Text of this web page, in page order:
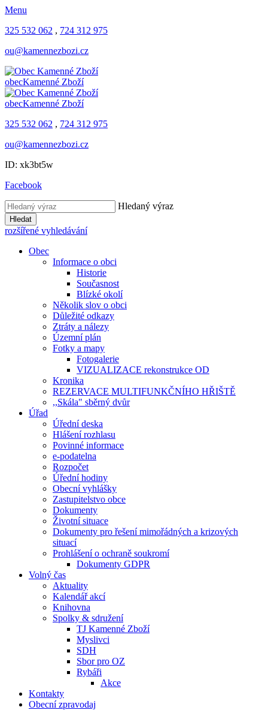
Menu
325 532 062 , 724 312 975
ou@kamennezbozi.cz
obecKamenné Zboží
obecKamenné Zboží
325 532 062 , 724 312 975
ou@kamennezbozi.cz
ID: xk3bt5w
Facebook
Hledaný výraz
Hledat
rozšířené vyhledávání
Obec
Informace o obci
Historie
Současnost
Blízké okolí
Několik slov o obci
Důležité odkazy
Ztráty a nálezy
Územní plán
Fotky a mapy
Fotogalerie
VIZUALIZACE rekonstrukce OD
Kronika
REZERVACE MULTIFUNKČNÍHO HŘIŠTĚ
,,Skála" sběrný dvůr
Úřad
Úřední deska
Hlášení rozhlasu
Povinné informace
e-podatelna
Rozpočet
Úřední hodiny
Obecní vyhlášky
Zastupitelstvo obce
Dokumenty
Životní situace
Dokumenty pro řešení mimořádných a krizových
situací
Prohlášení o ochraně soukromí
Dokumenty GDPR
Volný čas
Aktuality
Kalendář akcí
Knihovna
Spolky & sdružení
TJ Kamenné Zboží
Myslivci
SDH
Sbor pro OZ
Rybáři
Akce
Kontakty
Obecní zpravodaj